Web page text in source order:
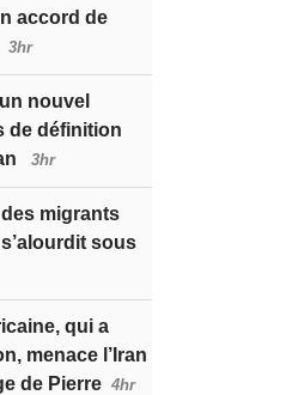
accord de
3hr
nouvel
de définition
3hr
migrants
sous
qui a
menace l’Iran
de Pierre 4hr